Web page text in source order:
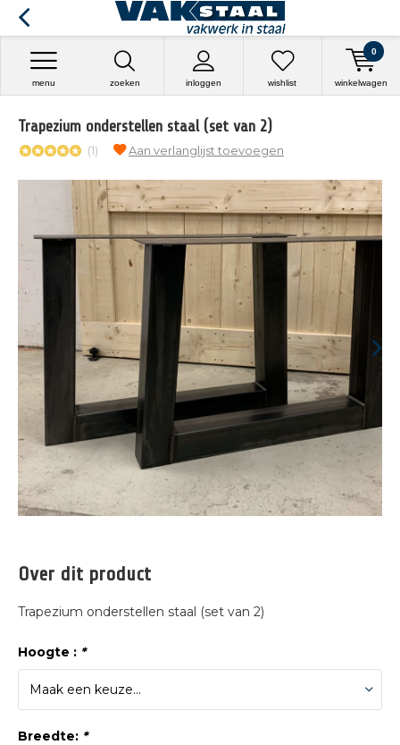
zoeken inloggen
menu wishlist winkelwagen
0
Trapezium onderstellen staal (set van 2)
(1) Aan verlanglijst toevoegen
Over dit product
Trapezium onderstellen staal (set van 2)
Hoogte : *
Breedte: *